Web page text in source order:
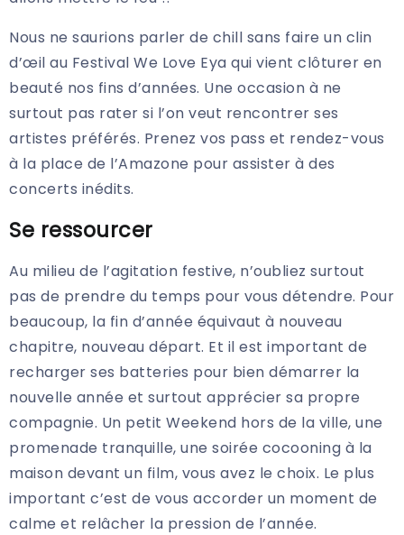
Nous ne saurions parler de chill sans faire un clin
d’œil au Festival We Love Eya qui vient clôturer en
beauté nos fins d’années. Une occasion à ne
surtout pas rater si l’on veut rencontrer ses
artistes préférés. Prenez vos pass et rendez-vous
à la place de l’Amazone pour assister à des
concerts inédits.
Se ressourcer
Au milieu de l’agitation festive, n’oubliez surtout
pas de prendre du temps pour vous détendre. Pour
beaucoup, la fin d’année équivaut à nouveau
chapitre, nouveau départ. Et il est important de
recharger ses batteries pour bien démarrer la
nouvelle année et surtout apprécier sa propre
compagnie. Un petit Weekend hors de la ville, une
promenade tranquille, une soirée cocooning à la
maison devant un film, vous avez le choix. Le plus
important c’est de vous accorder un moment de
calme et relâcher la pression de l’année.